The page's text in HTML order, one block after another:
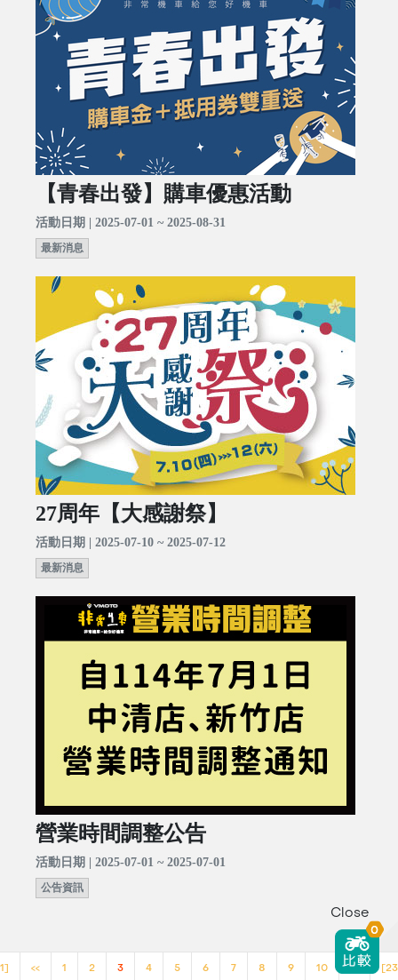
【青春出發】購車優惠活動
活動日期 | 2025-07-01 ~ 2025-08-31
最新消息
27周年【大感謝祭】
活動日期 | 2025-07-10 ~ 2025-07-12
最新消息
營業時間調整公告
活動日期 | 2025-07-01 ~ 2025-07-01
公告資訊
<< 1 2 3 4 5 6 7 8 9 10 >>
Close
0